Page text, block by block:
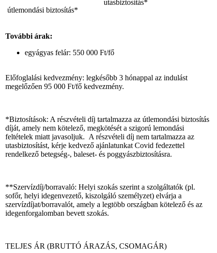
útlemondási biztosítás*
utasbiztosítás*
További árak:
egyágyas felár: 550 000 Ft/fő
Előfoglalási kedvezmény: legkésőbb 3 hónappal az indulást
megelőzően 95 000 Ft/fő kedvezmény.
*Biztosítások: A részvételi díj tartalmazza az útlemondási biztosítás
díját, amely nem kötelező, megkötését a szigorú lemondási
feltételek miatt javasoljuk. A részvételi díj nem tartalmazza az
utasbiztosítást, kérje kedvező ajánlatunkat Covid fedezettel
rendelkező betegség-, baleset- és poggyászbiztosításra.
**Szervízdíj/borravaló: Helyi szokás szerint a szolgáltatók (pl.
sofőr, helyi idegenvezető, kiszolgáló személyzet) elvárja a
szervízdíjat/borravalót, amely a legtöbb országban kötelező és az
idegenforgalomban bevett szokás.
TELJES ÁR (BRUTTÓ ÁRAZÁS, CSOMAGÁR)